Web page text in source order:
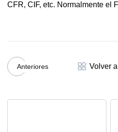
CFR, CIF, etc. Normalmente el
Anteriores Volver